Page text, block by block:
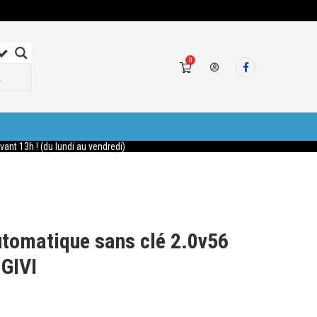
0
13h ! (du lundi au vendredi)
sans clé 2.0v56